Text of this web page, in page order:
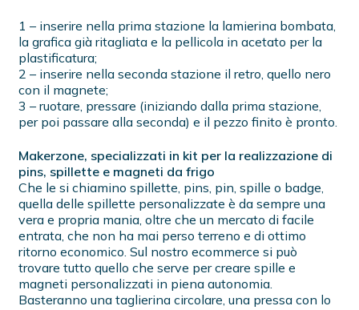
1 – inserire nella prima stazione la lamierina bombata,
la grafica già ritagliata e la pellicola in acetato per la
plastificatura;
2 – inserire nella seconda stazione il retro, quello nero
con il magnete;
3 – ruotare, pressare (iniziando dalla prima stazione,
per poi passare alla seconda) e il pezzo finito è pronto.
Makerzone, specializzati in kit per la realizzazione di
pins, spillette e magneti da frigo
Che le si chiamino spillette, pins, pin, spille o badge,
quella delle spillette personalizzate è da sempre una
vera e propria mania, oltre che un mercato di facile
entrata, che non ha mai perso terreno e di ottimo
ritorno economico. Sul nostro ecommerce si può
trovare tutto quello che serve per creare spille e
magneti personalizzati in piena autonomia.
Basteranno una taglierina circolare, una pressa con lo